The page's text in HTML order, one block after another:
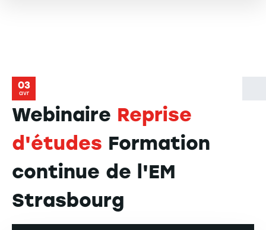
03
avr
Webinaire Reprise
d'études Formation
continue de l'EM
Strasbourg